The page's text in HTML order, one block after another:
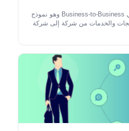
اختصار B2B ببساطة تعني Business-to-Business وهو نموذج
والخدمات من شركة إلى شركة